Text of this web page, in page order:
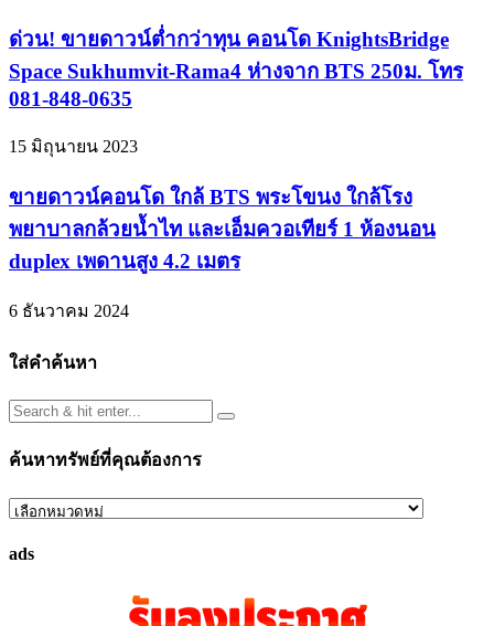
ด่วน! ขายดาวน์ต่ำกว่าทุน คอนโด KnightsBridge
Space Sukhumvit-Rama4 ห่างจาก BTS 250ม. โทร
081-848-0635
15 มิถุนายน 2023
ขายดาวน์คอนโด ใกล้ BTS พระโขนง ใกล้โรง
พยาบาลกล้วยน้ำไท และเอ็มควอเทียร์ 1 ห้องนอน
duplex เพดานสูง 4.2 เมตร
6 ธันวาคม 2024
ใส่คำค้นหา
ค้นหาทรัพย์ที่คุณต้องการ
ค้นหา
ที่
ads